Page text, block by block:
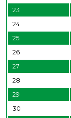
23
24
25
26
27
28
29
30